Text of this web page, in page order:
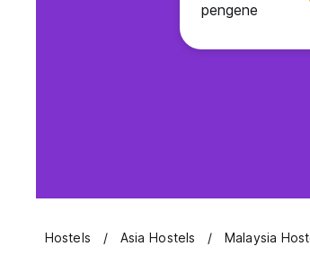
pengene
Hostels Asia Hostels Malaysia